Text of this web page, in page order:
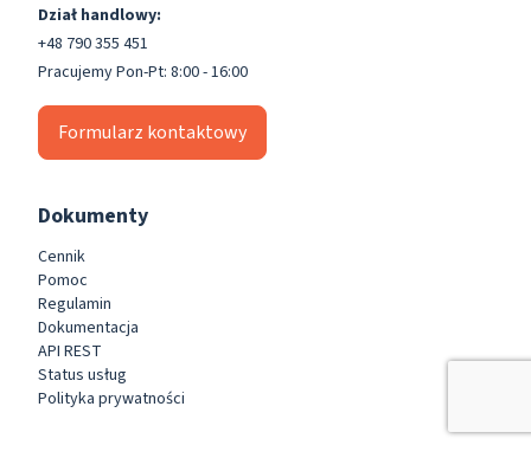
Dział handlowy:
+48 790 355 451
Pracujemy Pon-Pt: 8:00 - 16:00
Formularz kontaktowy
Dokumenty
Cennik
Pomoc
Regulamin
Dokumentacja
API REST
Status usług
Polityka prywatności